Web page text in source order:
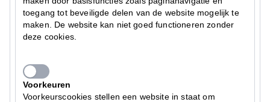
toegang tot beveiligde delen van de website mogelijk te
maken. De website kan niet goed functioneren zonder
deze cookies.
Voorkeuren
Voorkeurscookies stellen een website in staat om